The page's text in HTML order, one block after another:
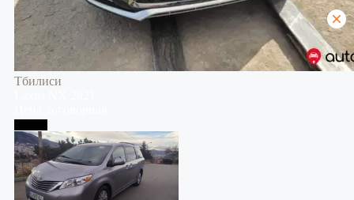
Тбилиси